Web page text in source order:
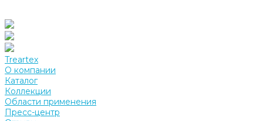
Treartex
О компании
Каталог
Коллекции
Области применения
Пресс-центр